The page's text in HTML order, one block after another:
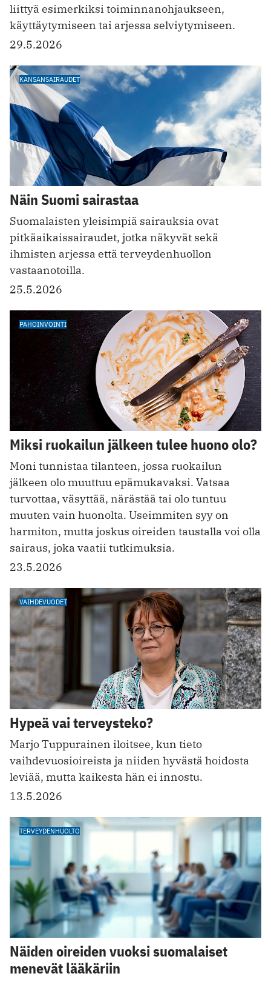
liittyä esimerkiksi toiminnanohjaukseen,
käyttäytymiseen tai arjessa selviytymiseen.
29.5.2026
KANSANSAIRAUDET
Näin Suomi sairastaa
Suomalaisten yleisimpiä sairauksia ovat
pitkäaikaissairaudet, jotka näkyvät sekä
ihmisten arjessa että terveydenhuollon
vastaanotoilla.
25.5.2026
PAHOINVOINTI
Miksi ruokailun jälkeen tulee huono olo?
Moni tunnistaa tilanteen, jossa ruokailun
jälkeen olo muuttuu epämukavaksi. Vatsaa
turvottaa, väsyttää, närästää tai olo tuntuu
muuten vain huonolta. Useimmiten syy on
harmiton, mutta joskus oireiden taustalla voi olla
sairaus, joka vaatii tutkimuksia.
23.5.2026
VAIHDEVUODET
Hypeä vai terveysteko?
Marjo Tuppurainen iloitsee, kun tieto
vaihdevuosioireista ja niiden hyvästä hoidosta
leviää, mutta kaikesta hän ei innostu.
13.5.2026
TERVEYDENHUOLTO
Näiden oireiden vuoksi suomalaiset
menevät lääkäriin